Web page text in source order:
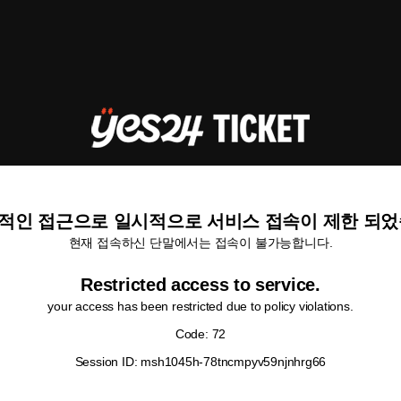
인 접근으로 일시적으로 서비스 접속이 제한 되
현재 접속하신 단말에서는 접속이 불가능합니다.
Restricted access to service.
your access has been restricted due to policy violations.
Code: 72
Session ID: msh1045h-78tncmpyv59njnhrg66